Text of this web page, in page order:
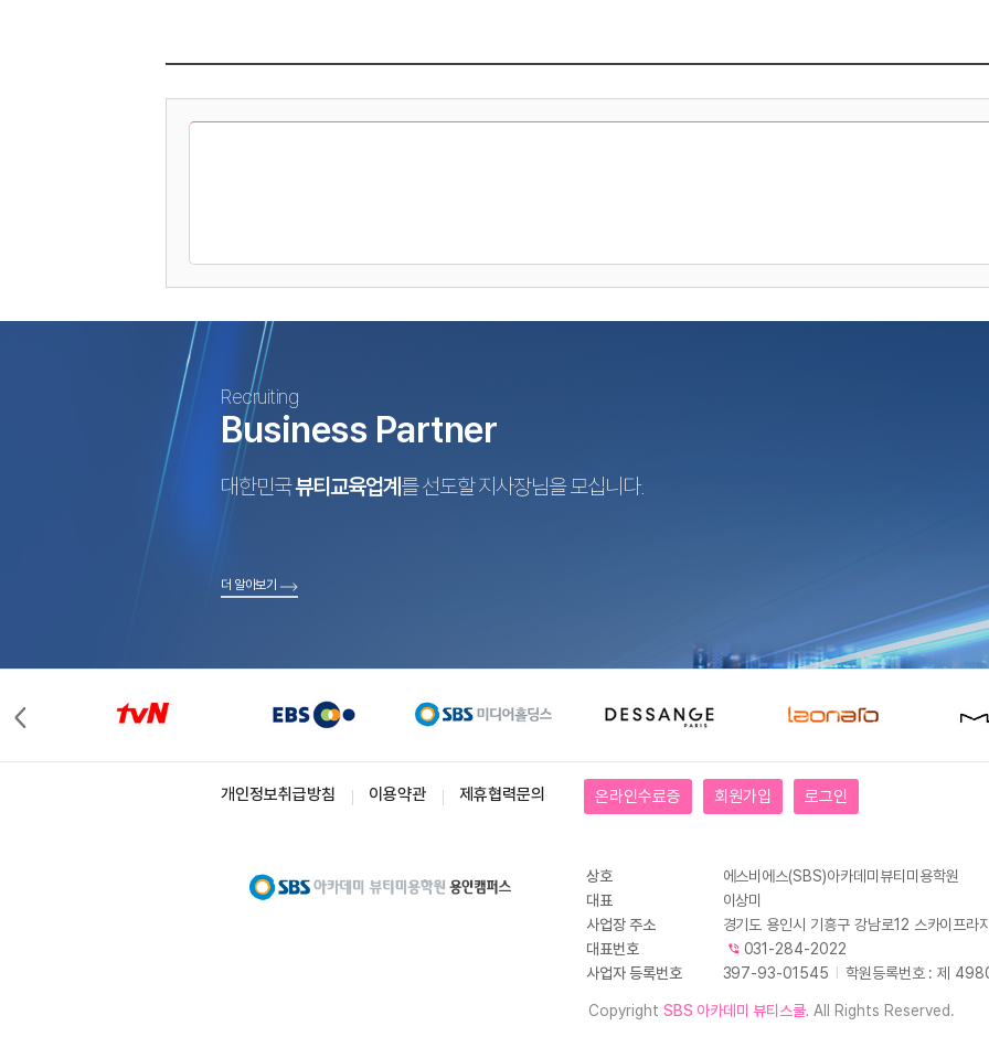
Recruiting
Business Partner
대한민국뷰티교육업계 를 선도할 지사장님을 모십니다.
더 알아보기
개인정보취급방침 이용약관 제휴협력문의 온라인수료증 회원가입 로그인
상호
에스비에스(SBS)아카데미뷰티미용학원
대표
이상미
사업장 주소
경기도 용인시 기흥구 강남로12 스카이프라
대표번호
031-284-2022
사업자 등록번호
397-93-01545 학원등록번호 : 제
Copyright SBS 아카데미 뷰티스쿨. All Rights Reserved.